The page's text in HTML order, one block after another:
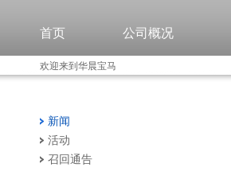
首页 公司概况
欢迎来到华晨宝马
新闻
活动
召回通告